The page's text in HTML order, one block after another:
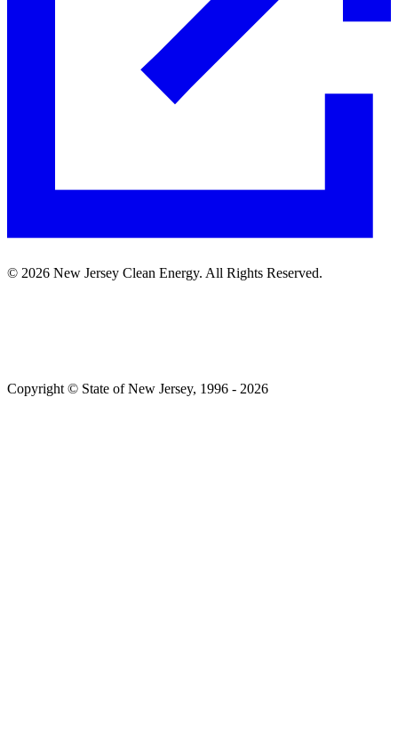
© 2026 New Jersey Clean Energy. All Rights Reserved.​​​​‌ ‍ ​‍​‍‌‍ ‌ ​‍‌‍‍‌‌‍‌ ‌‍‍‌‌‍ ‍​‍​‍​ ‍‍​‍​‍‌ ​ ‌‍​‌‌‍ ‍‌‍‍‌‌ ‌​‌ ‍‌​‍ ‍‌‍‍‌‌‍ ​‍​‍​‍ ​​‍​‍‌‍‍​‌ ​‍‌‍‌‌‌‍‌‍​‍​‍​ ‍‍​‍​‍‌‍‍​‌ ‌​‌ ‌​‌ ​​​ ‍‍​‍ ​‍ ‌‍ ​‌‍ ‌‍​ ‌‍​‌‌‍ ​‌‍‍​‌‍ ‌ ​ ‌ ‌​​ ‍‍​ ​ ​ ​ ​ ​ ​ ​ ​‍ ‌‍‍‌‌‍ ‍‌ ‌​‌‍‌‌‌‍ ‍‌ ‌​​‍ ‌‍‌‌‌‍‌​‌‍‍‌‌ ‌​​‍ ‌‍ ‌‌‍ ‌‍‌​‌‍‌‌​ ‌‌ ​​‌ ​‍‌‍‌‌‌ ​ ‌‍‌‌‌‍ ‍‌ ‌​‌‍​‌‌ ‌​‌‍‍‌‌‍ ‌‍ ‍​ ‍ ‌‍‍‌‌‍‌​​ ‌‌ ​ ‌‍‍‌‌ ‌​‌‍‌‌‌​‌‍‌‍ ‌‍ ‌ ‌​‌‍‌‌‌ ​‍​ ‍ ‌ ‌​‌ ‍‌‌ ​​‌‍‌‌​ ‌‌‍‌‍‌‍ ‌‍ ‌ ‌​‌‍‌‌‌ ​‍​ ‍ ‌ ​​‌‍​‌‌ ‌​‌‍‍​​ ‌‌‍ ​‌‍‌‌‌‍‌ ‌‍​‌‌‍ ​​‍ ‍‌ ‌​‌‍‌‌‌ ‍​‌ ‌​​ ‌‍​‍‌‍​‌‌ ​ ‌‍‌‌‌‌‌‌‌ ​‍‌‍ ​​ ‌‌‍‍​‌ ‌​‌ ‌​‌ ​​​‍‌‌​ ​ ‌​​‌​‍‌‌​ ​‍‌​‌‍​‍‌‌​ ​‍‌​‌‍‌‍ ​‌‍ ‌‍​ ‌‍​‌‌‍ ​‌‍‍​‌‍ ‌ ​ ‌ ‌​​‍‌‌​ ​ ‌​​‌​ ​ ​ ​ ​ ​ ​ ​ ​‍‌‍‌‍‍‌‌‍‌​​ ‌‌ ​ ‌‍‍‌‌ ‌​‌‍‌‌‌​‌‍‌‍ ‌‍ ‌ ‌​‌‍‌‌‌ ​‍​‍‌‍‌ ‌​‌ ‍‌‌ ​​‌‍‌‌​ ‌‌‍‌‍‌‍ ‌‍ ‌ ‌​‌‍‌‌‌ ​‍​‍‌‍‌ ​​‌‍​‌‌ ‌​‌‍‍​​ ‌‌‍ ​‌‍‌‌‌‍‌ ‌‍​‌‌‍ ​​‍ ‍‌ ‌​‌‍‌‌‌ ‍​‌ ‌​​‍‌‍‌ ​​‌‍‌‌‌ ​‍‌ ​ ‌ ​​‌‍‌‌‌‍​ ‌ ‌​‌‍‍‌‌ ‌‍‌‍‌‌​ ‌‌ ​​‌ ‌‌‌‍​‍‌‍ ​‌‍‍‌‌ ​ ‌‍‍​‌‍‌‌‌‍‌​​‍​‍‌ ‌
Copyright © State of New Jersey, 1996 -​​​​‌ ‍ ​‍​‍‌‍ ‌ ​‍‌‍‍‌‌‍‌ ‌‍‍‌‌‍ ‍​‍​‍​ ‍‍​‍​‍‌ ​ ‌‍​‌‌‍ ‍‌‍‍‌‌ ‌​‌ ‍‌​‍ ‍‌‍‍‌‌‍ ​‍​‍​‍ ​​‍​‍‌‍‍​‌ ​‍‌‍‌‌‌‍‌‍​‍​‍​ ‍‍​‍​‍‌‍‍​‌ ‌​‌ ‌​‌ ​​​ ‍‍​‍ ​‍ ‌‍ ​‌‍ ‌‍​ ‌‍​‌‌‍ ​‌‍‍​‌‍ ‌ ​ ‌ ‌​​ ‍‍​ ​ ​ ​ ​ ​ ​ ​ ​‍ ‌‍‍‌‌‍ ‍‌ ‌​‌‍‌‌‌‍ ‍‌ ‌​​‍ ‌‍‌‌‌‍‌​‌‍‍‌‌ ‌​​‍ ‌‍ ‌‌‍ ‌‍‌​‌‍‌‌​ ‌‌ ​​‌ ​‍‌‍‌‌‌ ​ ‌‍‌‌‌‍ ‍‌ ‌​‌‍​‌‌ ‌​‌‍‍‌‌‍ ‌‍ ‍​ ‍ ‌‍‍‌‌‍‌​​ ‌‌‍ ‍‌‍‍‍‌​‌ ‌‍ ‌ ‌‍‌​ ​‌‍​‌‌ ‍‌‌‍ ‌ ‌‌‌ ‌​​ ‍ ‌ ‌​‌ ‍‌‌ ​​‌‍‌‌​ ‌‌‍ ‍‌‍‍‍‌‍ ​‌‍​‌‌ ‍‌‌‍ ‌ ‌‌‌ ‌​​ ‍ ‌ ​​‌‍​‌‌ ‌​‌‍‍​​ ‌‌‍‌‍‌‍ ‌‍ ‌ ‌​‌‍‌‌‌ ​‍​‍ ‍‌‍ ​‌‍‌‌‌‍‌ ‌‍​‌‌‍ ​​ ‌‍​‍‌‍​‌‌ ​ ‌‍‌‌‌‌‌‌‌ ​‍‌‍ ​​ ‌‌‍‍​‌ ‌​‌ ‌​‌ ​​​‍‌‌​ ​ ‌​​‌​‍‌‌​ ​‍‌​‌‍​‍‌‌​ ​‍‌​‌‍‌‍ ​‌‍ ‌‍​ ‌‍​‌‌‍ ​‌‍‍​‌‍ ‌ ​ ‌ ‌​​‍‌‌​ ​ ‌​​‌​ ​ ​ ​ ​ ​ ​ ​ ​‍‌‍‌‍‍‌‌‍‌​​ ‌‌‍ ‍‌‍‍‍‌​‌ ‌‍ ‌ ‌‍‌​ ​‌‍​‌‌ ‍‌‌‍ ‌ ‌‌‌ ‌​​‍‌‍‌ ‌​‌ ‍‌‌ ​​‌‍‌‌​ ‌‌‍ ‍‌‍‍‍‌‍ ​‌‍​‌‌ ‍‌‌‍ ‌ ‌‌‌ ‌​​‍‌‍‌ ​​‌‍​‌‌ ‌​‌‍‍​​ ‌‌‍‌‍‌‍ ‌‍ ‌ ‌​‌‍‌‌‌ ​‍​‍ ‍‌‍ ​‌‍‌‌‌‍‌ ‌‍​‌‌‍ ​​‍‌‍‌ ​​‌‍‌‌‌ ​‍‌ ​ ‌ ​​‌‍‌‌‌‍​ ‌ ‌​‌‍‍‌‌ ‌‍‌‍‌‌​ ‌‌ ​​‌ ‌‌‌‍​‍‌‍ ​‌‍‍‌‌ ​ ‌‍‍​‌‍‌‌‌‍‌​​‍​‍‌ ‌ 2026